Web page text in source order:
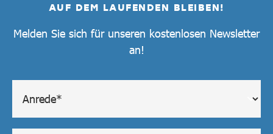
AUF DEM LAUFENDEN BLEIBEN!
Melden Sie sich für unseren kostenlosen Newsletter
an!